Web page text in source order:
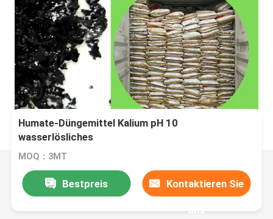
Humate-Düngemittel Kalium pH 10
wasserlösliches
MOQ：3MT
Bestpreis Kontaktieren Sie
uns